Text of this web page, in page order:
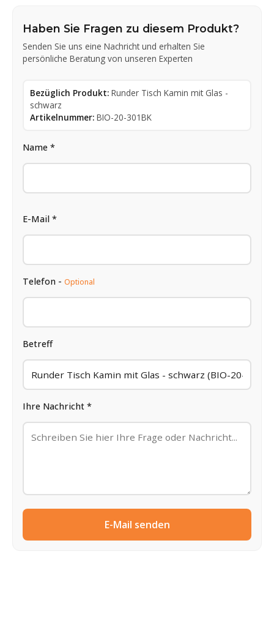
Haben Sie Fragen zu diesem Produkt?
Senden Sie uns eine Nachricht und erhalten Sie
persönliche Beratung von unseren Experten
Bezüglich Produkt: Runder Tisch Kamin mit Glas -
schwarz
Artikelnummer: BIO-20-301BK
Name *
E-Mail *
Telefon - Optional
Betreff
Ihre Nachricht *
E-Mail senden